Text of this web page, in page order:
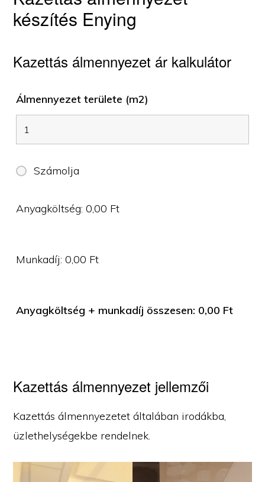
készítés Enying
Kazettás álmennyezet ár kalkulátor
Álmennyezet területe (m2)
Számolja
Anyagköltség:0,00 Ft
Munkadíj:0,00 Ft
Anyagköltség + munkadíj összesen: 0,00 Ft
Kazettás álmennyezet jellemzői
Kazettás álmennyezetet általában irodákba,
üzlethelységekbe rendelnek.